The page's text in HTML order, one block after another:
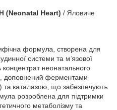
(Neonatal Heart) / Яловиче
формула, створена для
системи та м’язової
концентрат неонатального
доповнений ферментами
та каталазою, що забезпечують
розроблена для підтримки
метаболізму та